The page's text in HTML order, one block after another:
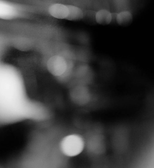
i
j
k te
a
n